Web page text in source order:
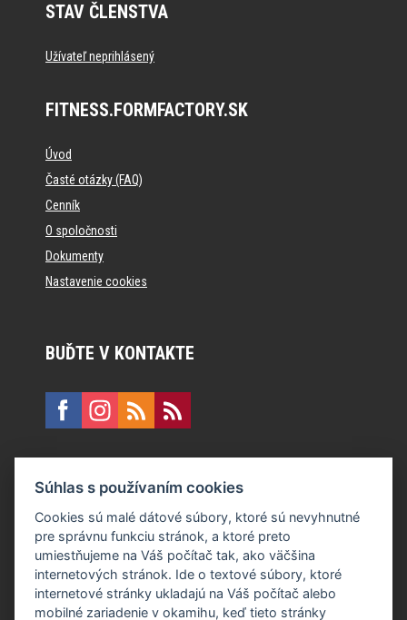
STAV ČLENSTVA
Užívateľ neprihlásený
FITNESS.FORMFACTORY.SK
Úvod
Časté otázky (FAQ)
Cenník
O spoločnosti
Dokumenty
Nastavenie cookies
BUĎTE V KONTAKTE
E:recepcia@formfactory.sk
Form Factory Slovakia s.r.o., Ružová dolina 480/6, 821 08
Bratislava
Za publikovaný obsah sú zodpovední jednotliví autori.
Súhlas s používaním cookies
Cookies sú malé dátové súbory, ktoré sú nevyhnutné
pre správnu funkciu stránok, a ktoré preto
umiestňujeme na Váš počítač tak, ako väčšina
internetových stránok. Ide o textové súbory, ktoré
internetové stránky ukladajú na Váš počítač alebo
mobilné zariadenie v okamihu, keď tieto stránky